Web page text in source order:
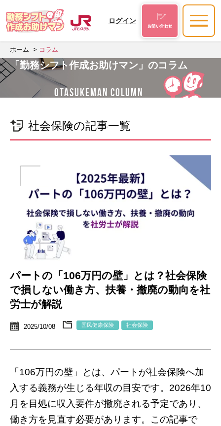
ログイン
お問い合わせ
ホーム コラム
「勤務シフト作成お助けマン」のコラム
OTASUKEMAN COLUMN
社会保険の記事一覧
パートの「106万円の壁」とは？社会保険
で損しない働き方、扶養・撤廃の動向を社
労士が解説
2025/10/08 国民健康保険 社会保険
「106万円の壁」とは、パートが社会保険へ加
入する義務が生じる年収の目安です。2026年10
月を目処に収入要件が撤廃される予定であり、
働き方を見直す必要があります。この記事で